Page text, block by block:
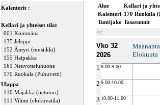
Kalenterit :
Kellari ja yhteiset tilat
001 Kömmänä
135 Jeleppi
152 Ämyri (musiikki)
155 Haipakka
161 Neuvotteluhuone
170 Ruokala (Puhuvetti)
Ulappa
110 Majakka (tietotori)
111 Vilimi (elokuvatila)
Alue
Kellari ja
Kalenteri 170 Ruokala
Tuntijako Tasatunnit
<<
Vko 32
2026
Elokuuta
1 8.00-9.00
2 9.00-10.00
3 10.00-11.00